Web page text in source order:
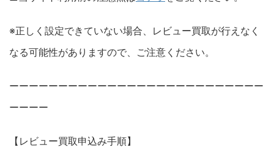
※正しく設定できていない場合、レビュー買取が行えなく
なる可能性がありますので、ご注意ください。
ーーーーーーーーーーーーーーーーーーーーーーーーーー
ーーーー
【レビュー買取申込み手順】